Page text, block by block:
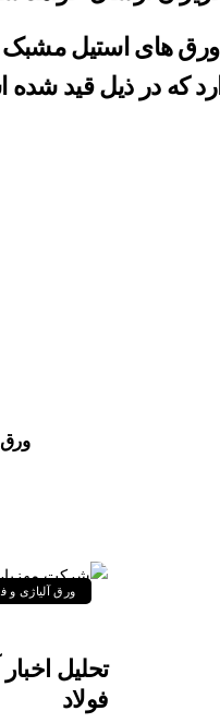
ورق های استیل
که در ذیل قید
ورق 2 میل St52 رول عرض 1 متر شناسنامه دار
ورق آلیاژی و
تحلیل
فولاد